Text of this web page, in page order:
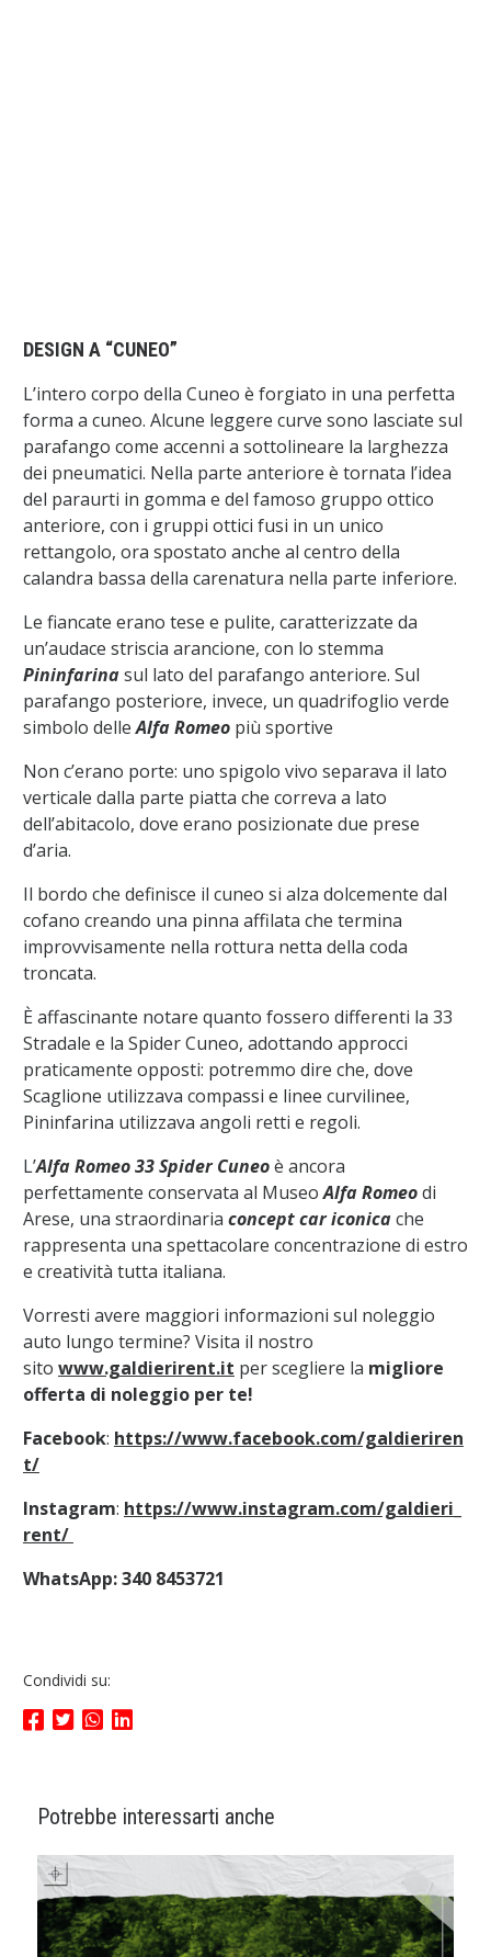
DESIGN A “CUNEO”
L’intero corpo della Cuneo è forgiato in una perfetta
forma a cuneo. Alcune leggere curve sono lasciate sul
parafango come accenni a sottolineare la larghezza
dei pneumatici. Nella parte anteriore è tornata l’idea
del paraurti in gomma e del famoso gruppo ottico
anteriore, con i gruppi ottici fusi in un unico
rettangolo, ora spostato anche al centro della
calandra bassa della carenatura nella parte inferiore.
Le fiancate erano tese e pulite, caratterizzate da
un’audace striscia arancione, con lo stemma
Pininfarinasul lato del parafango anteriore. Sul
parafango posteriore, invece, un quadrifoglio verde
simbolo delleAlfa Romeo più sportive
Non c’erano porte: uno spigolo vivo separava il lato
verticale dalla parte piatta che correva a lato
dell’abitacolo, dove erano posizionate due prese
d’aria.
Il bordo che definisce il cuneo si alza dolcemente dal
cofano creando una pinna affilata che termina
improvvisamente nella rottura netta della coda
troncata.
È affascinante notare quanto fossero differenti la 33
Stradale e la Spider Cuneo, adottando approcci
praticamente opposti: potremmo dire che, dove
Scaglione utilizzava compassi e linee curvilinee,
Pininfarina utilizzava angoli retti e regoli.
L’Alfa Romeo 33 Spider Cuneoè ancora
perfettamente conservata al MuseoAlfa Romeodi
Arese, una straordinaria concept car iconicache
rappresenta una spettacolare concentrazione di estro
e creatività tutta italiana.
Vorresti avere maggiori informazioni sul noleggio
auto lungo termine? Visita il nostro
sito www.galdierirent.it per scegliere la migliore
offerta di noleggio per te!
Facebook: https://www.facebook.com/galdieriren
t/
Instagram: https://www.instagram.com/galdieri_
rent/
WhatsApp: 340 8453721
Condividi su:
Potrebbe interessarti anche